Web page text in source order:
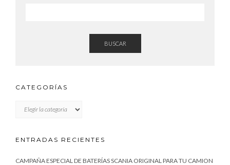
BUSCAR
CATEGORÍAS
ENTRADAS RECIENTES
CAMPAÑA ESPECIAL DE BATERÍAS SCANIA ORIGINAL PARA TU CAMION